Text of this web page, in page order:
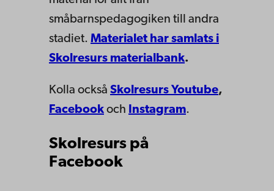
småbarnspedagogiken till andra
stadiet. Materialet har samlats i
Skolresurs materialbank.
Kolla också Skolresurs Youtube,
Facebook och Instagram.
Skolresurs på
Facebook